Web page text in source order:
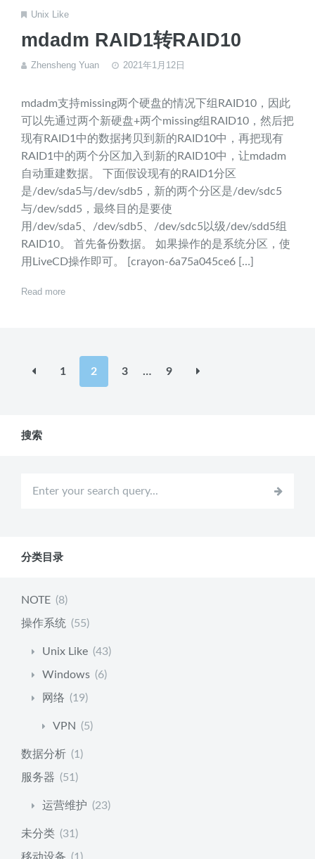
Unix Like
mdadm RAID1转RAID10
Zhensheng Yuan 2021年1月12日
mdadm支持missing两个硬盘的情况下组RAID10，因此
可以先通过两个新硬盘+两个missing组RAID10，然后把
现有RAID1中的数据拷贝到新的RAID10中，再把现有
RAID1中的两个分区加入到新的RAID10中，让mdadm
自动重建数据。 下面假设现有的RAID1分区
是/dev/sda5与/dev/sdb5，新的两个分区是/dev/sdc5
与/dev/sdd5，最终目的是要使
用/dev/sda5、/dev/sdb5、/dev/sdc5以级/dev/sdd5组
RAID10。 首先备份数据。 如果操作的是系统分区，使
用LiveCD操作即可。 [crayon-6a75a045ce6 […]
Read more
文
页
1 2 3 … 9
搜索
分类目录
NOTE (8)
操作系统 (55)
Unix Like (43)
Windows (6)
网络 (19)
VPN (5)
数据分析 (1)
服务器 (51)
运营维护 (23)
未分类 (31)